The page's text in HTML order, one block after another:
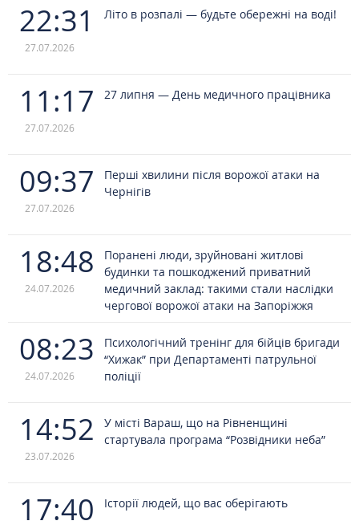
22:31
27.07.2026
Літо в розпалі — будьте обережні на воді!
11:17
27.07.2026
27 липня — День медичного працівника
09:37
27.07.2026
Перші хвилини після ворожої атаки на
Чернігів
18:48
24.07.2026
Поранені люди, зруйновані житлові
будинки та пошкоджений приватний
медичний заклад: такими стали наслідки
чергової ворожої атаки на Запоріжжя
08:23
24.07.2026
Психологічний тренінг для бійців бригади
“Хижак” при Департаменті патрульної
поліції
14:52
23.07.2026
У місті Вараш, що на Рівненщині
стартувала програма “Розвідники неба”
17:40 Історії людей, що вас оберігають